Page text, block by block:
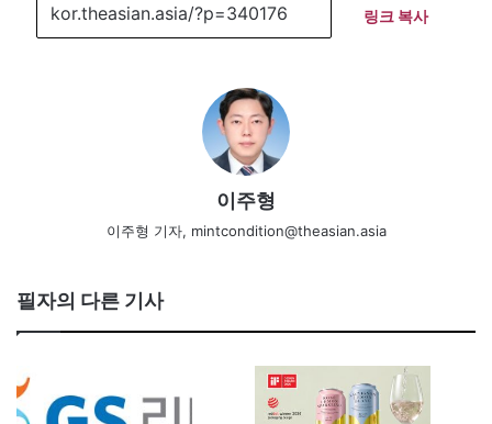
링크 복사
이주형
이주형 기자, mintcondition@theasian.asia
필자의 다른 기사